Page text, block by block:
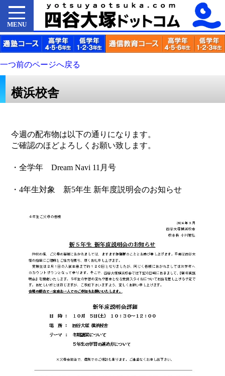
MENU
一つ前のページへ戻る
横浜校舎
今週の配布物は以下の通りになります。
ご確認のほどよろしくお願い致します。
・全学年 Dream Navi 11月号
・4年生対象 新5年生 新年度説明会のお知らせ